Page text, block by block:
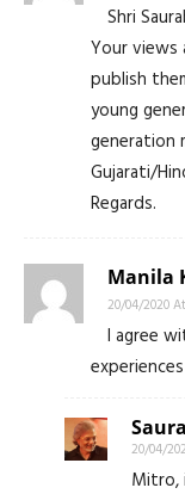
Shri
Your views
publish
young
generation
Gujarati/
Regards.
Manila
20/04/2020
I agree
20/04/
Mitro,